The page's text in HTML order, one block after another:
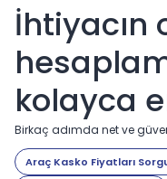
İhtiyacın
kolayca
Birkaç adımda net ve
Araç Kasko Fiyatları